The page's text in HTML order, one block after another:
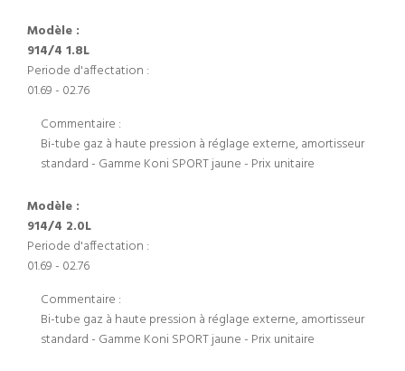
Modèle :
914/4 1.8L
Periode d'affectation :
01.69 - 02.76
Commentaire :
Bi-tube gaz à haute pression à réglage externe, amortisseur
standard - Gamme Koni SPORT jaune - Prix unitaire
Modèle :
914/4 2.0L
Periode d'affectation :
01.69 - 02.76
Commentaire :
Bi-tube gaz à haute pression à réglage externe, amortisseur
standard - Gamme Koni SPORT jaune - Prix unitaire